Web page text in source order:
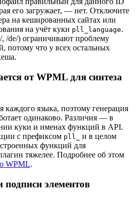
его загружает, — нет. Отключите
на кешированных сайтах или
на учёт куки pll_language.
/de/) ограничивают проблему
потому что у всех остальных
от WPML для синтеза
языка, поэтому генерация
одинаково. Различия — в
куки и именах функций в API.
с префиксом pll_
и в целом
функций для
тяжелее. Подробнее об этом
WPML.
элементов